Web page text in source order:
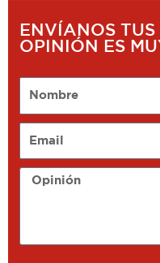
ENVÍANOS
OPINIÓN ES
Opinión